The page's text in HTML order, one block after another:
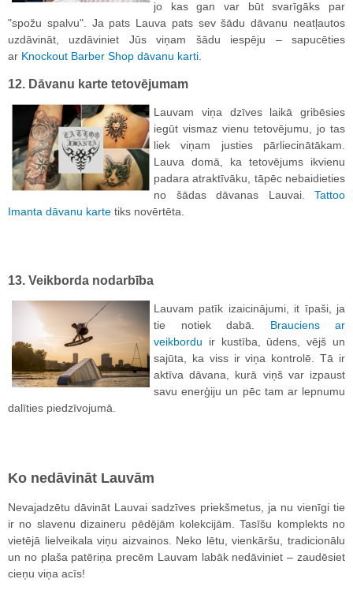
jo kas gan var būt svarīgāks par
"spožu spalvu". Ja pats Lauva pats sev šādu dāvanu neatļautos
uzdāvināt, uzdāviniet Jūs viņam šādu iespēju – sapucēties
ar Knockout Barber Shop dāvanu karti.
12. Dāvanu karte tetovējumam
Lauvam viņa dzīves laikā gribēsies
iegūt vismaz vienu tetovējumu, jo tas
liek viņam justies pārliecinātākam.
Lauva domā, ka tetovējums ikvienu
padara atraktīvāku, tāpēc nebaidieties
no šādas dāvanas Lauvai. Tattoo
Imanta dāvanu karte tiks novērtēta.
13. Veikborda nodarbība
Lauvam patīk izaicinājumi, it īpaši, ja
tie notiek dabā. Brauciens ar
veikbordu ir kustība, ūdens, vējš un
sajūta, ka viss ir viņa kontrolē. Tā ir
aktīva dāvana, kurā viņš var izpaust
savu enerģiju un pēc tam ar lepnumu
dalīties piedzīvojumā.
Ko nedāvināt Lauvām
Nevajadzētu dāvināt Lauvai sadzīves priekšmetus, ja nu vienīgi tie
ir no slavenu dizaineru pēdējām kolekcijām. Tasīšu komplekts no
vietējā lielveikala viņu aizvainos. Neko lētu, vienkāršu, tradicionālu
un no plaša patēriņa precēm Lauvam labāk nedāviniet – zaudēsiet
cieņu viņa acīs!